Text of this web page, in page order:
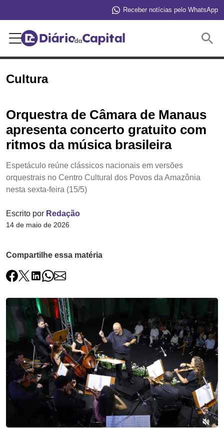
Receber notícias pelo WhatsApp
Cultura
Orquestra de Câmara de Manaus
apresenta concerto gratuito com
ritmos da música brasileira
Espetáculo reúne clássicos nacionais em versões
orquestrais no Centro Cultural dos Povos da Amazônia
nesta sexta-feira (15/5)
Escrito por Redação
14 de maio de 2026
Compartilhe essa matéria